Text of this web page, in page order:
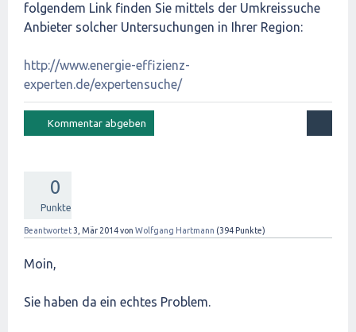
folgendem Link finden Sie mittels der Umkreissuche
Anbieter solcher Untersuchungen in Ihrer Region:
http://www.energie-effizienz-
experten.de/expertensuche/
0
Punkte
Beantwortet 3, Mär 2014von Wolfgang Hartmann (394 Punkte)
Moin,
Sie haben da ein echtes Problem.